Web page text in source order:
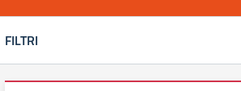
FILTRI